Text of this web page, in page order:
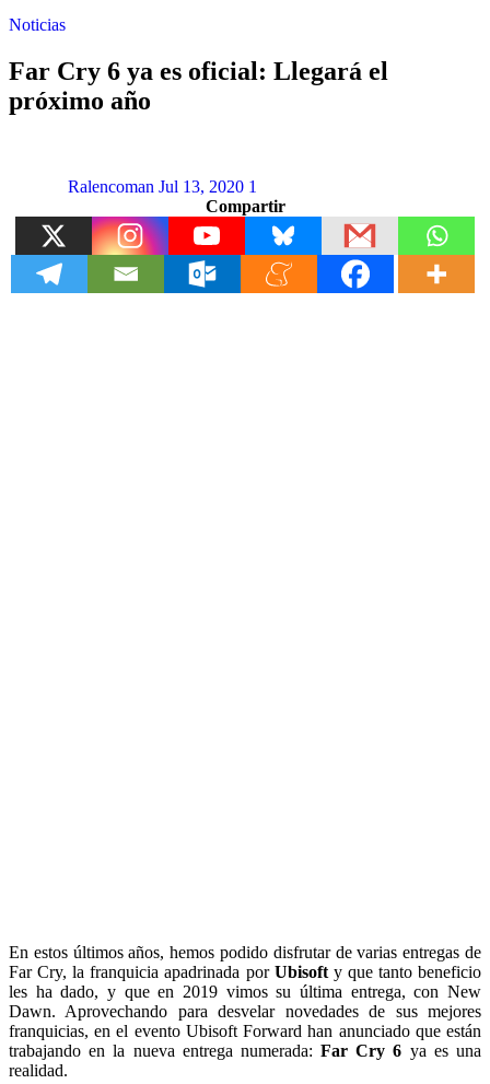
Noticias
Far Cry 6 ya es oficial: Llegará el
próximo año
Ralencoman Jul 13, 2020 1
Compartir
En estos últimos años, hemos podido disfrutar de varias entregas de
Far Cry, la franquicia apadrinada porUbisofty que tanto beneficio
les ha dado, y que en 2019 vimos su última entrega, con New
Dawn. Aprovechando para desvelar novedades de sus mejores
franquicias, en el evento Ubisoft Forward han anunciado que están
trabajando en la nueva entrega numerada:Far Cry 6 ya es una
realidad.